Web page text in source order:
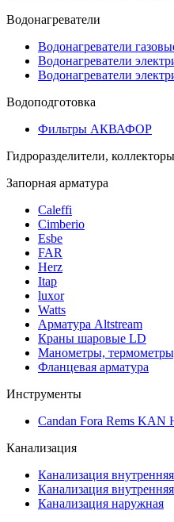
Водонагреватели
Водонагреватели
Водонагреватели
Водонагреватели
Водоподготовка
Фильтры АКВАФОР
Гидроразделители,
Запорная арматура
Caleffi
Cimberio
Esbe
FAR
Herz
Itap
luxor
Watts
Арматура Altstream
Краны шаровые LD
Манометры,
Фланцевая арматура
Инструменты
Candan Fora Rems KAN
Канализация
Канализация внутренняя
Канализация
Канализация наружная